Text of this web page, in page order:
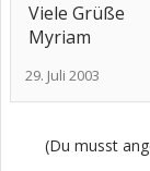
Viele Grüße
Myriam
29. Juli 2003
(Du musst